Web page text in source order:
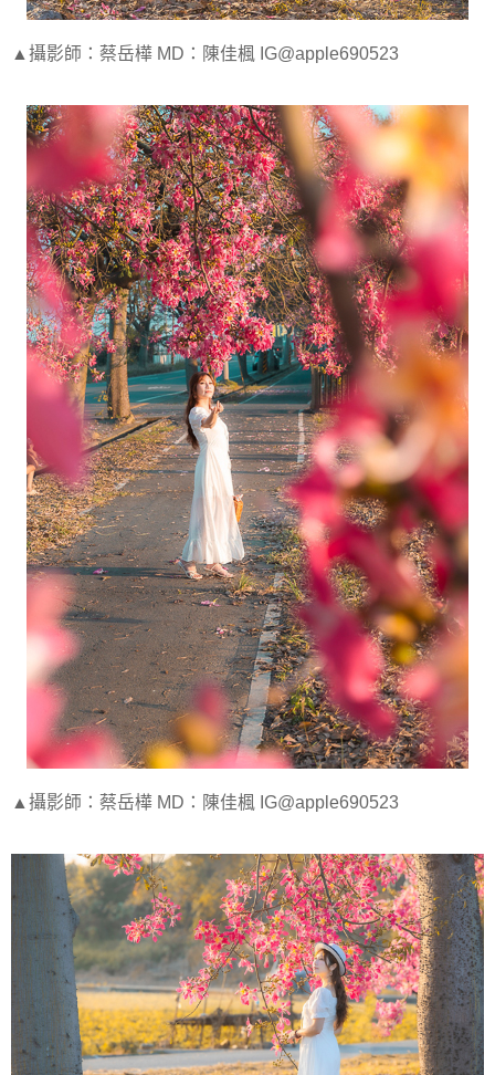
▲攝影師：蔡岳樺 MD：陳佳楓 IG@apple690523
▲攝影師：蔡岳樺 MD：陳佳楓 IG@apple690523